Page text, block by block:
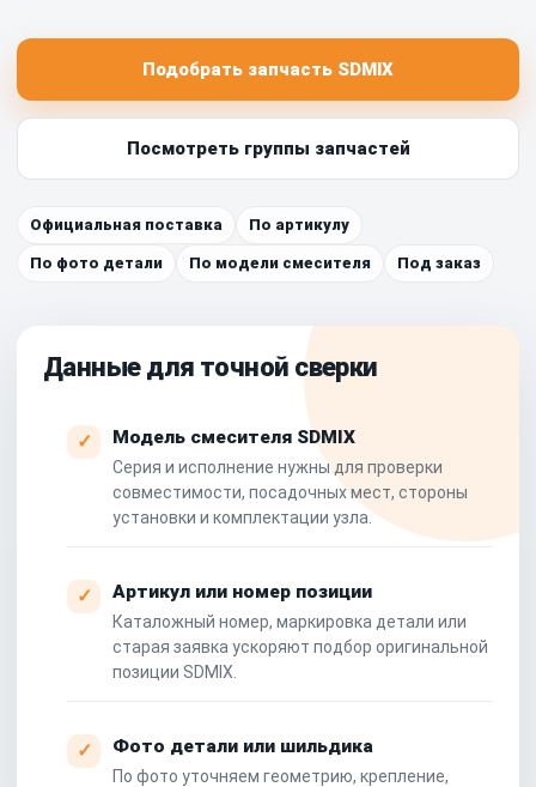
Запчасти SDMIX MCX
Подобрать запчасть SDMIX
Посмотреть группы запчастей
Официальная поставка По артикулу
По фото детали По модели смесителя Под заказ
Данные для точной сверки
✓ Модель смесителя SDMIX
Серия и исполнение нужны для проверки
совместимости, посадочных мест, стороны
установки и комплектации узла.
✓ Артикул или номер позиции
Каталожный номер, маркировка детали или
старая заявка ускоряют подбор оригинальной
позиции SDMIX.
✓ Фото детали или шильдика
По фото уточняем геометрию, крепление,